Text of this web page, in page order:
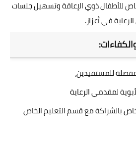
للأطفال ذوي الإعاقة وتسهيل جلسات
في أعزاز.
للمستفيدين،
لمقدمي الرعاية
بالشراكة مع قسم التعليم الخاص